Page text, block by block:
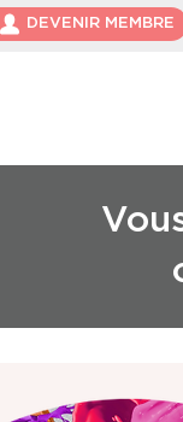
DEVENIR MEMBRE